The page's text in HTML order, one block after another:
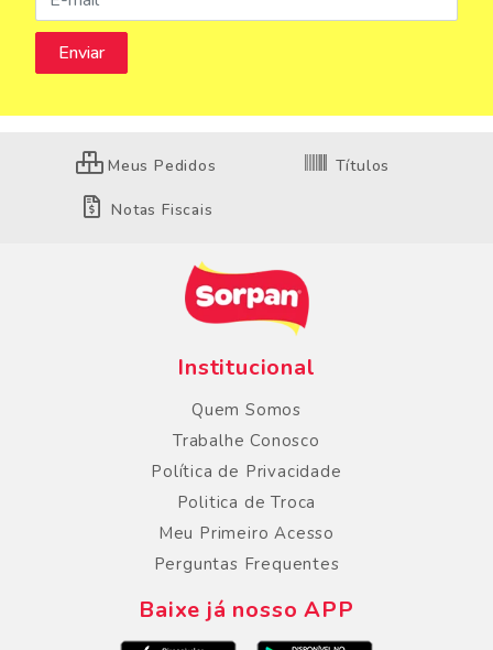
Meus Pedidos Títulos
Notas Fiscais
Institucional
Quem Somos
Trabalhe Conosco
Política de Privacidade
Politica de Troca
Meu Primeiro Acesso
Perguntas Frequentes
Baixe já nosso APP